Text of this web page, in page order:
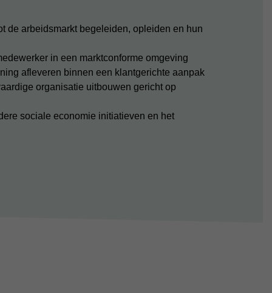
de arbeidsmarkt begeleiden, opleiden en hun
in een marktconforme omgeving
afleveren binnen een klantgerichte aanpak
organisatie uitbouwen gericht op
sociale economie initiatieven en het